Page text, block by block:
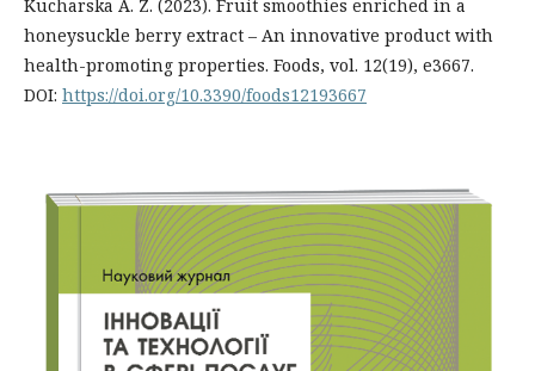
Kucharska A. Z. (2023). Fruit smoothies enriched in a
honeysuckle berry extract – An innovative product with
health-promoting properties. Foods, vol. 12(19), e3667.
DOI: https://doi.org/10.3390/foods12193667